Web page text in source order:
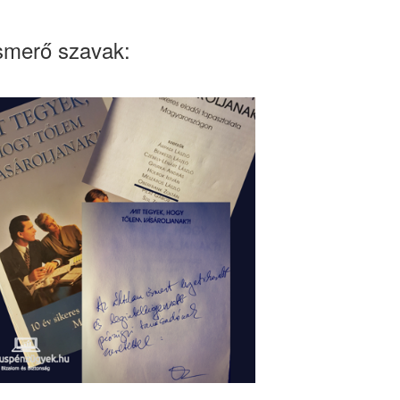
szavak: